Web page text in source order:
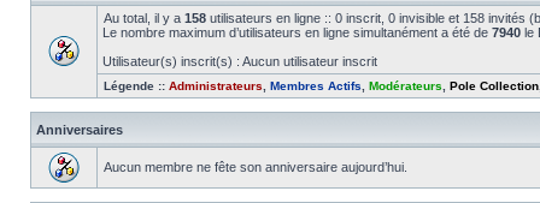
Au total, il y a 158 utilisateurs en ligne :: 0 inscrit, 0 invisible et 158 invités
Le nombre maximum d’utilisateurs en ligne simultanément a été de 7940 le
Utilisateur(s) inscrit(s) : Aucun utilisateur inscrit
Légende :: Administrateurs Membres Actifs Modérateurs Pole Collection
Anniversaires
Aucun membre ne fête son anniversaire aujourd’hui.